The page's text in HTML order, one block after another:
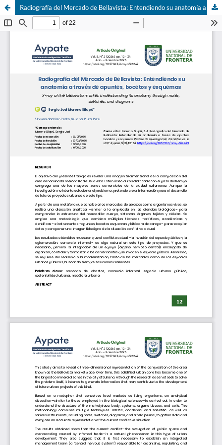
Radiografía del Mercado de Bellavista: Entendiendo su anatomía a través de apuntes, bocetos y esquemas